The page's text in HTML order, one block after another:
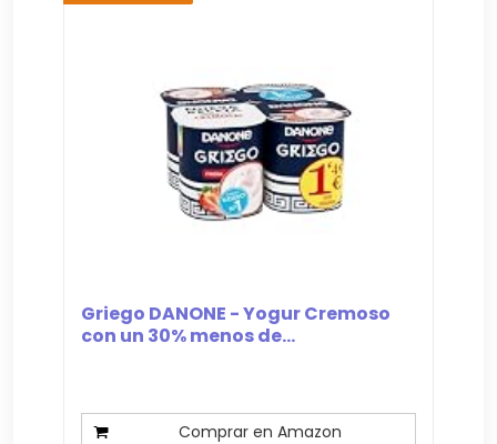
Griego DANONE - Yogur Cremoso
con un 30% menos de...
Comprar en Amazon